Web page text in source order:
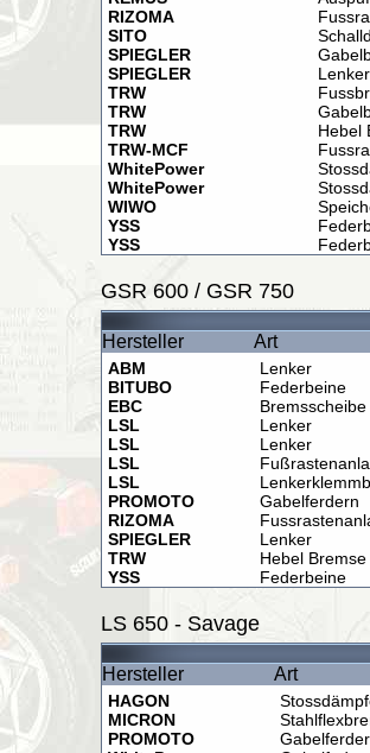
RIZOMA
SITO
SPIEGLER
SPIEGLER
Lenker
TRW
TRW
TRW
Hebel
TRW-MCF
WhitePower
WhitePower
WIWO
YSS
YSS
GSR 600 / GSR 750
Hersteller Art
ABM
Lenker
BITUBO
Federbeine
EBC
Bremsscheibe
LSL
Lenker
LSL
Lenker
LSL
LSL
PROMOTO
Gabelferdern
RIZOMA
SPIEGLER
Lenker
TRW
Hebel
YSS
Federbeine
LS 650 - Savage
Hersteller Art
HAGON
MICRON
PROMOTO